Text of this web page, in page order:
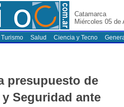
Catamarca
Miércoles 05 de
Turismo Salud Ciencia y Tecno
presupuesto de
Seguridad ante